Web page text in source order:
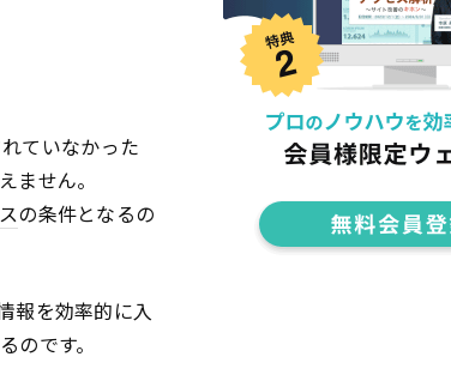
ていなかった
ません。
の条件となるの
報を効率的に入
です。